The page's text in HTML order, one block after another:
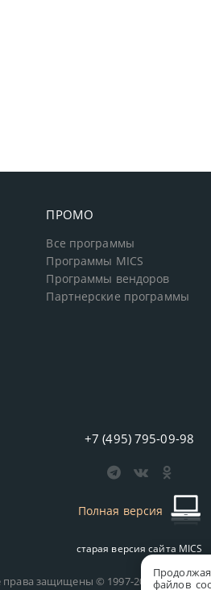
файлов
ПРОМО
Все программы
Программы MICS
Программы вендоров
Партнерские программы
+7 (495) 795-09-98
Полная версия
старая версия сайта MICS
права защищены © 1997-2026 MICS